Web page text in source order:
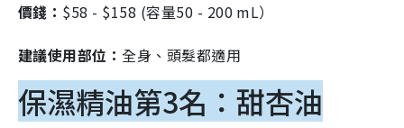
價錢： $58 - $158 (容量50 - 200 mL）
建議使用部位：全身、頭髮都適用
保濕精油第3名：甜杏油